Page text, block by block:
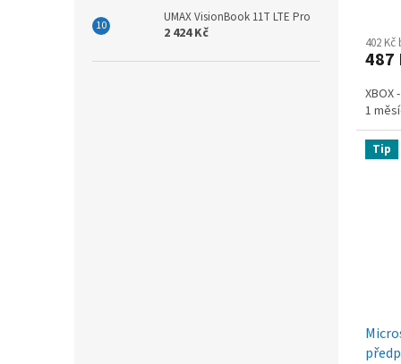
UMAX VisionBook 11T LTE Pro
2 424 Kč
402 Kč
487
XBOX
1
Tip